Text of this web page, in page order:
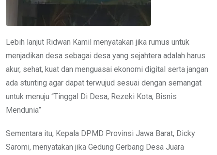
Lebih lanjut Ridwan Kamil menyatakan jika rumus untuk
menjadikan desa sebagai desa yang sejahtera adalah harus
akur, sehat, kuat dan menguasai ekonomi digital serta jangan
ada stunting agar dapat terwujud sesuai dengan semangat
untuk menuju “Tinggal Di Desa, Rezeki Kota, Bisnis
Mendunia”
Sementara itu, Kepala DPMD Provinsi Jawa Barat, Dicky
Saromi, menyatakan jika Gedung Gerbang Desa Juara